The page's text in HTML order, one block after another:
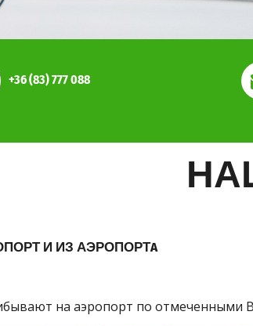
+36 (83) 777 088
И ИЗ АЭРОПОРТA
на аэропорт по отмеченными